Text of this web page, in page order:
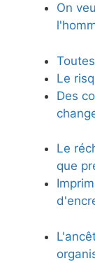
On
Le
Des
Le
que